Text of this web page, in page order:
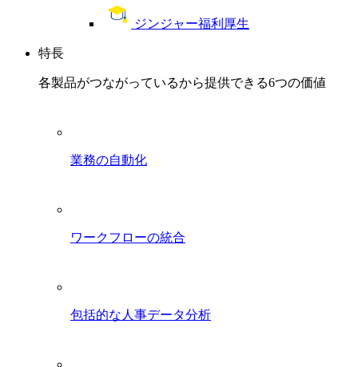
ジンジャー福利厚生
特長
各製品がつながっているから提供できる6つの価値
業務の自動化
ワークフローの統合
包括的な人事データ分析